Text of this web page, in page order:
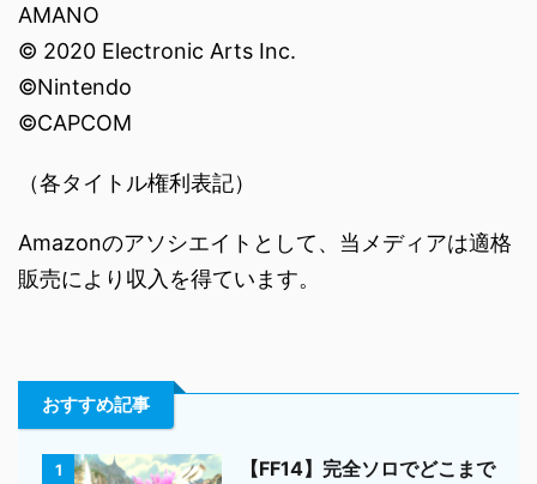
AMANO
© 2020 Electronic Arts Inc.
©Nintendo
©CAPCOM
（各タイトル権利表記）
Amazonのアソシエイトとして、当メディアは適格
販売により収入を得ています。
おすすめ記事
1
【FF14】完全ソロでどこまで